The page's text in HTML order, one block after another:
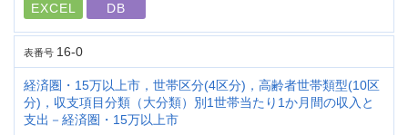
EXCEL DB
表番号 16-0
経済圏・15万以上市，世帯区分(4区分)，高齢者世帯類型(10区
分)，収支項目分類（大分類）別1世帯当たり1か月間の収入と
支出－経済圏・15万以上市